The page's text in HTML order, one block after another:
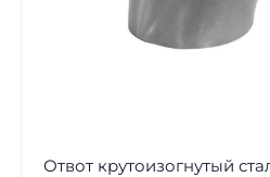
Отвот крутоизогнутый